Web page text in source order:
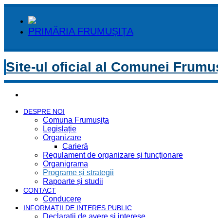
PRIMĂRIA FRUMUȘIȚA
Site-ul oficial al Comunei
DESPRE NOI
Comuna Frumușița
Legislație
Organizare
Carieră
Regulament de organizare și funcționare
Organigrama
Programe și strategii
Rapoarte și studii
CONTACT
Conducere
INFORMAȚII DE INTERES PUBLIC
Declaratii de avere si interese